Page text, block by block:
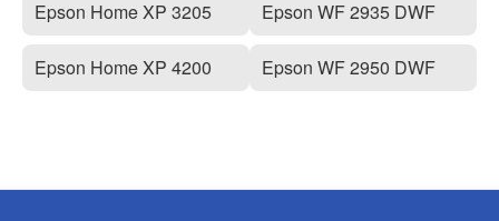
Epson Home XP 3205
Epson Home XP 4200
Epson WF 2935 DWF
Epson WF 2950 DWF